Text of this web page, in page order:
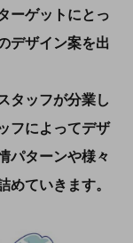
ーゲットにとっ
デザイン案を出
タッフが分業し
フによってデザ
パターンや様々
めていきます。